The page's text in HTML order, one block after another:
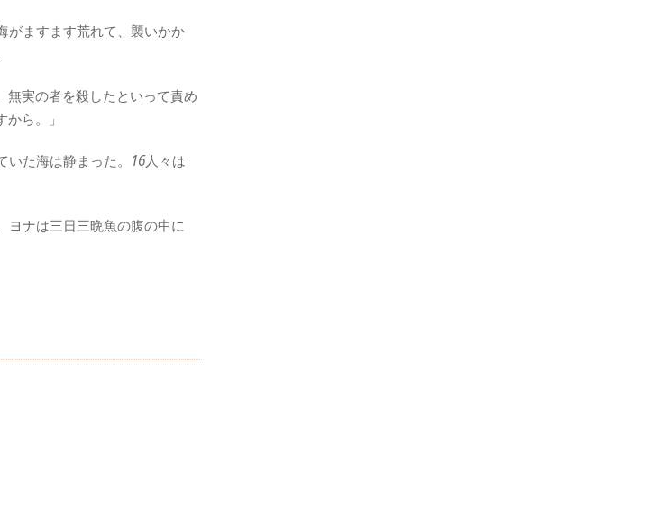
がますます荒れて、襲いかか
無実の者を殺したといって責め
ら。」
た海は静まった。 16人々は
ヨナは三日三晩魚の腹の中に